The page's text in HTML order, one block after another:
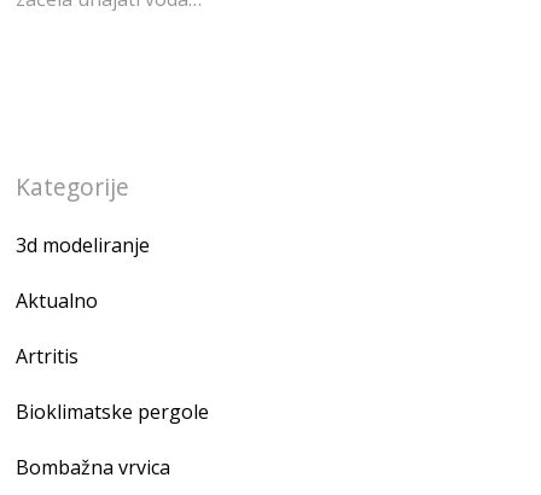
Kategorije
3d modeliranje
Aktualno
Artritis
Bioklimatske pergole
Bombažna vrvica